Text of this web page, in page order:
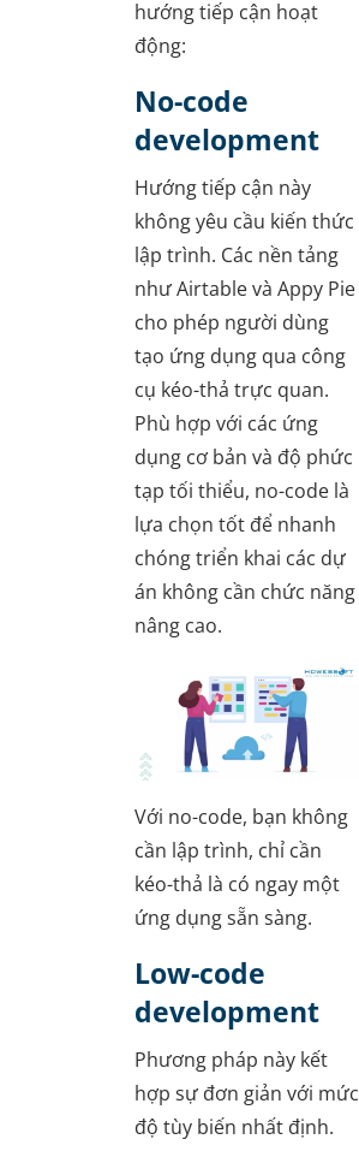
hướng tiếp cận hoạt
động:
No-code
development
Hướng tiếp cận này
không yêu cầu kiến thức
lập trình. Các nền tảng
như Airtable và Appy Pie
cho phép người dùng
tạo ứng dụng qua công
cụ kéo-thả trực quan.
Phù hợp với các ứng
dụng cơ bản và độ phức
tạp tối thiểu, no-code là
lựa chọn tốt để nhanh
chóng triển khai các dự
án không cần chức năng
nâng cao.
Với no-code, bạn không
cần lập trình, chỉ cần
kéo-thả là có ngay một
ứng dụng sẵn sàng.
Low-code
development
Phương pháp này kết
hợp sự đơn giản với mức
độ tùy biến nhất định.